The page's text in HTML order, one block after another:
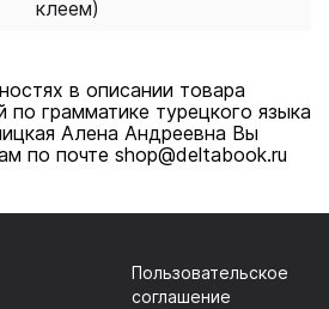
клеем)
в описании товара
грамматике турецкого языка
Алена Андреевна Вы
по почте shop@deltabook.ru
Пользовательское
соглашение